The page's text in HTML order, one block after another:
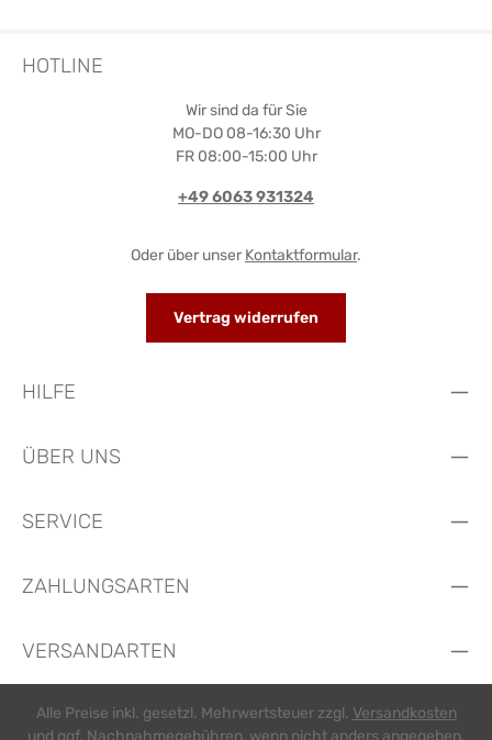
HOTLINE
Wir sind da für Sie
MO-DO 08-16:30 Uhr
FR 08:00-15:00 Uhr
+49 6063 931324
Oder über unser Kontaktformular.
Vertrag widerrufen
HILFE
ÜBER UNS
SERVICE
ZAHLUNGSARTEN
VERSANDARTEN
Alle Preise inkl. gesetzl. Mehrwertsteuer zzgl. Versandkosten
und ggf. Nachnahmegebühren, wenn nicht anders angegeben.